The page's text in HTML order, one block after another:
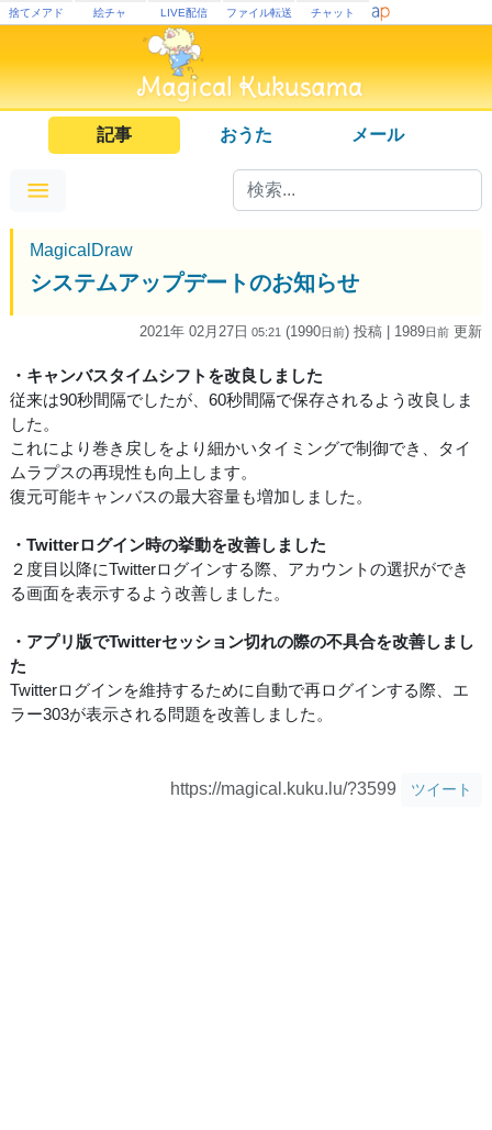
捨てメアド 絵チャ LIVE配信 ファイル転送 チャット
記事 おうた メール
MagicalDraw
システムアップデートのお知らせ
2021年 02月27日 05:21 (1990日前) 投稿 | 1989日前 更新
・キャンバスタイムシフトを改良しました
従来は90秒間隔でしたが、60秒間隔で保存されるよう改良しま
した。
これにより巻き戻しをより細かいタイミングで制御でき、タイ
ムラプスの再現性も向上します。
復元可能キャンバスの最大容量も増加しました。
・Twitterログイン時の挙動を改善しました
２度目以降にTwitterログインする際、アカウントの選択ができ
る画面を表示するよう改善しました。
・アプリ版でTwitterセッション切れの際の不具合を改善しまし
た
Twitterログインを維持するために自動で再ログインする際、エ
ラー303が表示される問題を改善しました。
https://magical.kuku.lu/?3599 ツイート